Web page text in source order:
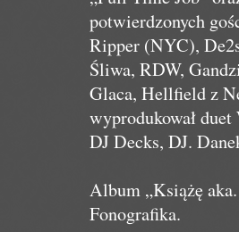
potwierdzonych
Ripper (NYC),
Śliwa, RDW,
Glaca, Hellfield z
wyprodukował
DJ Decks, DJ.
Album „Książę
Fonografika.